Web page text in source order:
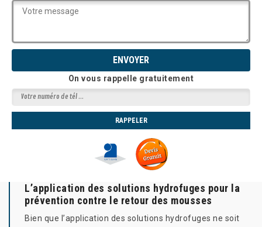
On vous rappelle gratuitement
L’application des solutions hydrofuges pour la
prévention contre le retour des mousses
Bien que l’application des solutions hydrofuges ne soit